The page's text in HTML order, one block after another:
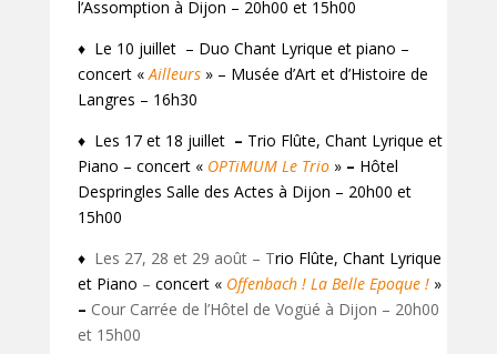
l’Assomption à Dijon – 20h00 et 15h00
♦ Le 10 juillet – Duo Chant Lyrique et piano –
concert «Ailleurs» – Musée d’Art et d’Histoire de
Langres – 16h30
♦ Les 17 et 18 juillet – Trio Flûte, Chant Lyrique et
Piano – concert « OPTiMUM Le Trio» – Hôtel
Despringles Salle des Actes à Dijon – 20h00 et
15h00
♦ Les 27, 28 et 29 août – Trio Flûte, Chant Lyrique
et Piano – concert « Offenbach ! La Belle Epoque !»
– Cour Carrée de l’Hôtel de Vogüé à Dijon – 20h00
et 15h00